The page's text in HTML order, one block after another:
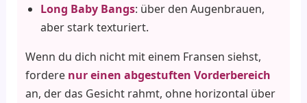
Long Baby Bangs: über den Augenbrauen,
aber stark texturiert.
Wenn du dich nicht mit einem Fransen siehst,
fordere nur einen abgestuften Vorderbereich
an, der das Gesicht rahmt, ohne horizontal über